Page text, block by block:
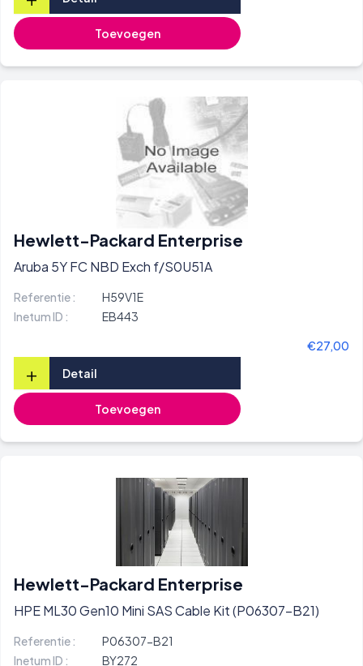
Toevoegen
Hewlett-Packard Enterprise
Aruba 5Y FC NBD Exch f/S0U51A
Referentie :
H59V1E
Inetum ID :
EB443
€27,00
+ Detail
Toevoegen
Hewlett-Packard Enterprise
HPE ML30 Gen10 Mini SAS Cable Kit (P06307-B21)
Referentie :
P06307-B21
Inetum ID :
BY272